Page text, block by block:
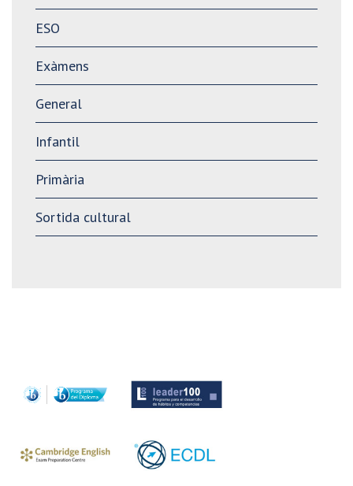
ESO
Exàmens
General
Infantil
Primària
Sortida cultural